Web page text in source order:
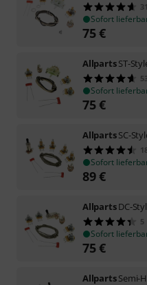
31
Sofort
75€
AllpartsST-
53
Sofort
75€
AllpartsSC-
Sofort
89€
AllpartsDC-
5
Sofort
75€
AllpartsSemi-